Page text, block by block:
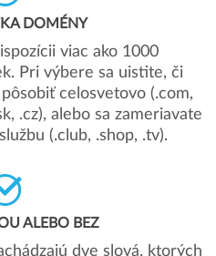
DOMÉNY
viac ako 1000
Pri výbere sa uistite, či
celosvetovo (.com,
.cz), alebo sa zameriavate
(.club, .shop, .tv).
ALEBO BEZ
dve slová, ktorých